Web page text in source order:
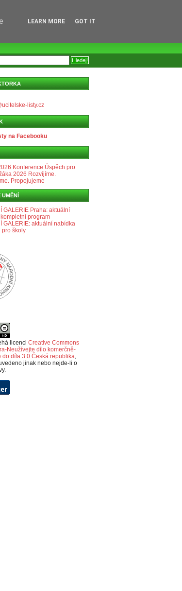
listy.cz
na Facebooku
Konference Úspěch pro
2026 Rozvíjíme.
Propojujeme
UMĚNÍ
GALERIE Praha: aktuální
program
GALERIE: aktuální nabídka
pro školy
licenci Creative Commons
Neužívejte dílo komerčně-
do díla 3.0 Česká republika,
jinak nebo nejde-li o
LEARN MORE GOT IT